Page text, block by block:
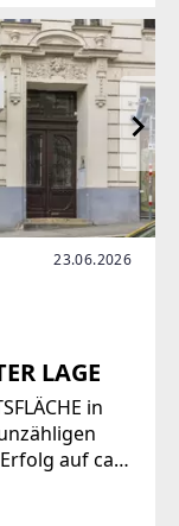
23.06.2026
LAGE
in
auf ca.
mit